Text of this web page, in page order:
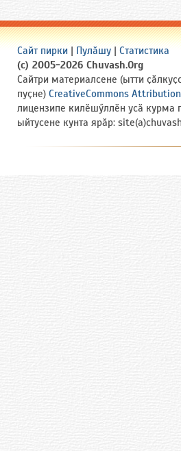
Сайт пирки Пулӑшу
Статистика
(c) 2005-2026 Chuvash.Org
Сайтри материалсене (ытти
пуҫне) CreativeCommons
лицензипе килӗшӳллӗн усӑ курма
ыйтусене кунта ярӑр: